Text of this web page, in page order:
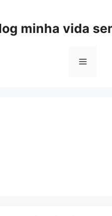
minha vida
Menu